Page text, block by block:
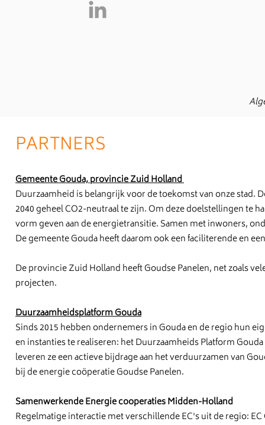
PARTNERS
Gemeente Gouda, provincie Zuid Holland
Duurzaamheid is belangrijk voor de toekomst van onze stad.
2040 geheel CO2-neutraal te zijn. Om deze doelstellingen te
vorm geven aan de energietransitie. Samen met inwoners,
De gemeente Gouda heeft daarom ook een faciliterende en
De provincie Zuid Holland heeft Goudse Panelen, net zoals
projecten.
Duurzaamheidsplatform Gouda
Sinds 2015 hebben ondernemers in Gouda en de regio hun
en instanties te realiseren: het Duurzaamheids Platform
leveren ze een actieve bijdrage aan het verduurzamen van
bij de energie coöperatie Goudse Panelen.
Samenwerkende Energie cooperaties Midden-Holland
Regelmatige interactie met verschillende EC's uit de regio: